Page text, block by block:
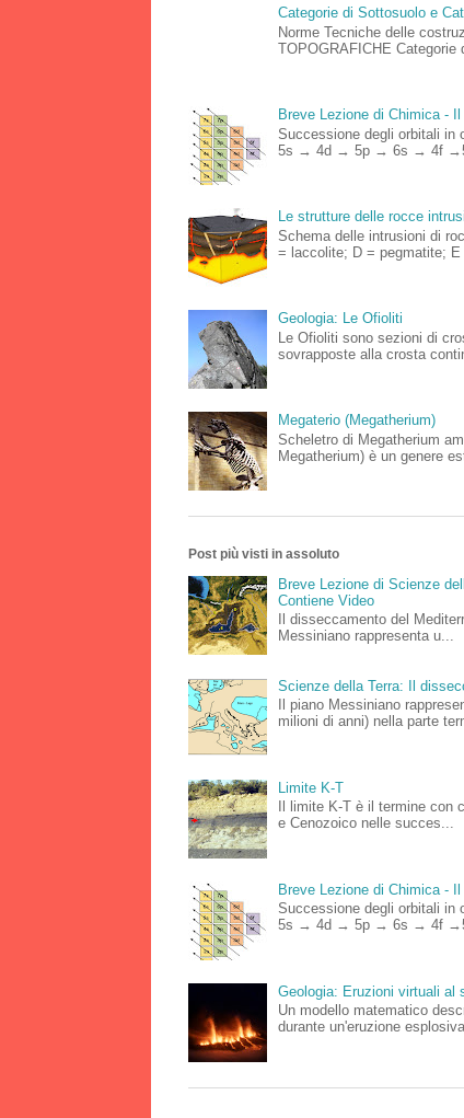
Categorie di Sottosuolo e
Norme Tecniche delle
TOPOGRAFICHE Categorie
Breve Lezione di Chimica -
Successione degli orbitali
5s → 4d → 5p → 6s → 4f
Le strutture delle rocce
Schema delle intrusioni di
= laccolite; D = pegmatite; E
Geologia: Le Ofioliti
Le Ofioliti sono sezioni di
sovrapposte alla crosta
Megaterio (Megatherium)
Scheletro di Megatherium
Megatherium) è un genere
Post più visti in assoluto
Breve Lezione di Scienze
Contiene Video
Il disseccamento del
Messiniano rappresenta u...
Scienze della Terra: Il
Il piano Messiniano
milioni di anni) nella parte
Limite K-T
Il limite K-T è il termine
e Cenozoico nelle succes...
Breve Lezione di Chimica -
Successione degli orbitali
5s → 4d → 5p → 6s → 4f
Geologia: Eruzioni virtuali al
Un modello matematico
durante un'eruzione